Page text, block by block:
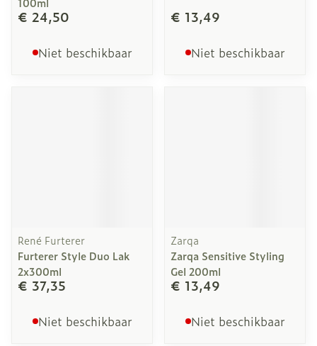
€ 24,50
Niet beschikbaar
€ 13,49
Niet beschikbaar
René Furterer
Furterer Style Duo Lak
2x300ml
€ 37,35
Niet beschikbaar
Zarqa
Zarqa Sensitive Styling
Gel 200ml
€ 13,49
Niet beschikbaar